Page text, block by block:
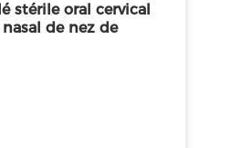
stérile oral cervical
de nez de